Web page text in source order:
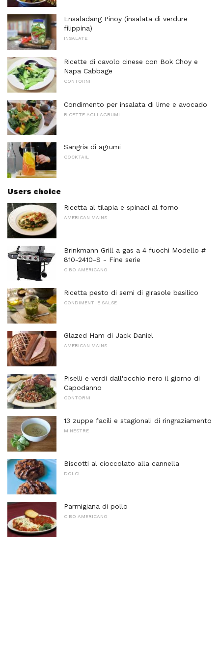
Ensaladang Pinoy (insalata di verdure
filippina)
INSALATE
Ricette di cavolo cinese con Bok Choy e
Napa Cabbage
CONTORNI
Condimento per insalata di lime e avocado
RICETTE AGLI AGRUMI
Sangria di agrumi
COCKTAIL
Users choice
Ricetta al tilapia e spinaci al forno
AMERICAN MAINS
Brinkmann Grill a gas a 4 fuochi Modello #
810-2410-S - Fine serie
CIBO AMERICANO
Ricetta pesto di semi di girasole basilico
CONDIMENTI E SALSE
Glazed Ham di Jack Daniel
AMERICAN MAINS
Piselli e verdi dall'occhio nero il giorno di
Capodanno
CONTORNI
13 zuppe facili e stagionali di ringraziamento
MINESTRE
Biscotti al cioccolato alla cannella
DOLCI
Parmigiana di pollo
CIBO AMERICANO